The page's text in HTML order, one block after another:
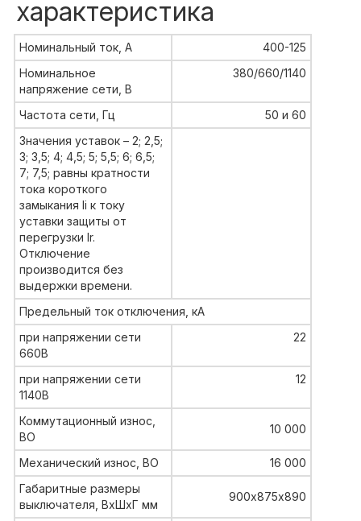
характеристика
Номинальный ток, А
400-125
Номинальное
напряжение сети, В
380/660/1140
Частота сети, Гц
50 и 60
Значения уставок – 2; 2,5;
3; 3,5; 4; 4,5; 5; 5,5; 6; 6,5;
7; 7,5; равны кратности
тока короткого
замыкания Ii к току
уставки защиты от
перегрузки Ir.
Отключение
производится без
выдержки времени.
Предельный ток отключения, кА
при напряжении сети
660В
22
при напряжении сети
1140В
12
Коммутационный износ,
ВО
10 000
Механический износ, ВО
16 000
Габаритные размеры
выключателя, ВхШхГ мм
900х875х890